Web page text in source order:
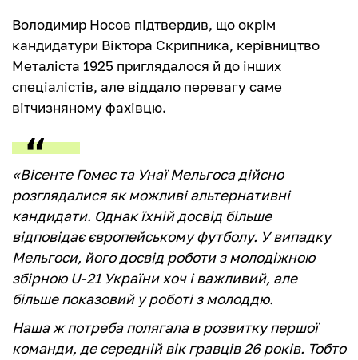
Володимир Носов підтвердив, що окрім
кандидатури Віктора Скрипника, керівництво
Металіста 1925 приглядалося й до інших
спеціалістів, але віддало перевагу саме
вітчизняному фахівцю.
«Вісенте Гомес та Унаї Мельгоса дійсно
розглядалися як можливі альтернативні
кандидати. Однак їхній досвід більше
відповідає європейському футболу. У випадку
Мельгоси, його досвід роботи з молодіжною
збірною U-21 України хоч і важливий, але
більше показовий у роботі з молоддю.
Наша ж потреба полягала в розвитку першої
команди, де середній вік гравців 26 років. Тобто